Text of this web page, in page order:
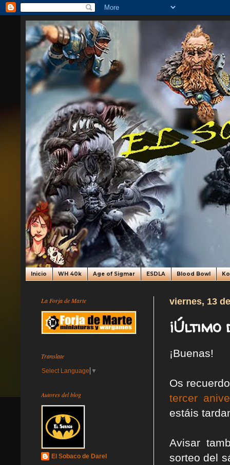
Inicio WH 40k Age of Sigmar ESDLA Blood Bowl
viernes, 13
¡Buenas!
Os
tercer
estáis
Avisar
sorteo del
La Forja de Marte
Translate
Select Language ▼
Autores del blog
El Sobaco de Darel